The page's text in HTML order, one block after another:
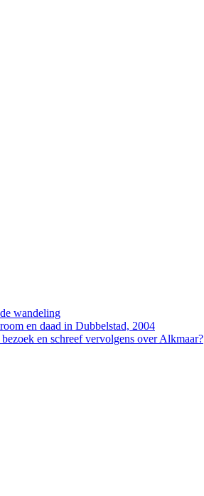
wandeling
en daad in Dubbelstad, 2004
en schreef vervolgens over Alkmaar?